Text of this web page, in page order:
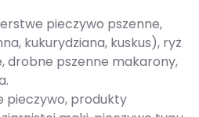
pieczywo pszenne,
kukurydziana, kuskus), ryż
drobne pszenne makarony,
pieczywo, produkty